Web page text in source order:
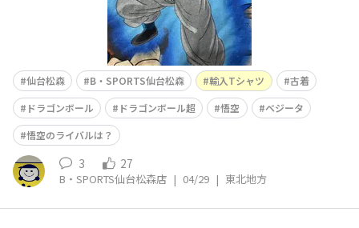
仙台松森 B・SPORTS仙台松森 輸入Tシャツ
古着
ドラゴンボール
ドラゴンボール超 悟空
ベジータ
悟空のライバルは？
3 27
B・SPORTS仙台松森店 | 04/29 | 東北地方